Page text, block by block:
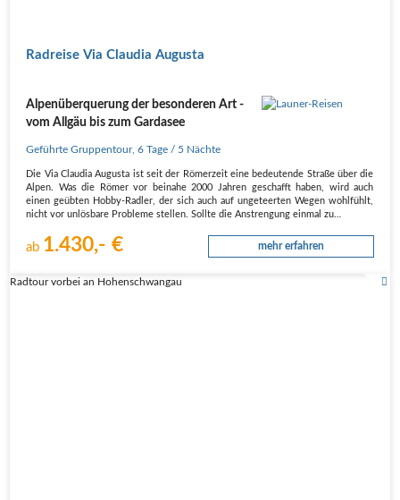
Radreise Via Claudia Augusta
Alpenüberquerung der besonderen Art -
vom Allgäu bis zum Gardasee
Geführte Gruppentour,6 Tage / 5 Nächte
Die Via Claudia Augusta ist seit der Römerzeit eine bedeutende Straße über die
Alpen. Was die Römer vor beinahe 2000 Jahren geschafft haben, wird auch
einen geübten Hobby-Radler, der sich auch auf ungeteerten Wegen wohlfühlt,
nicht vor unlösbare Probleme stellen. Sollte die Anstrengung einmal zu…
ab 1.430,- € mehr erfahren
Radtour vorbei an Hohenschwangau